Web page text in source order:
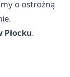
o ostrożną
.